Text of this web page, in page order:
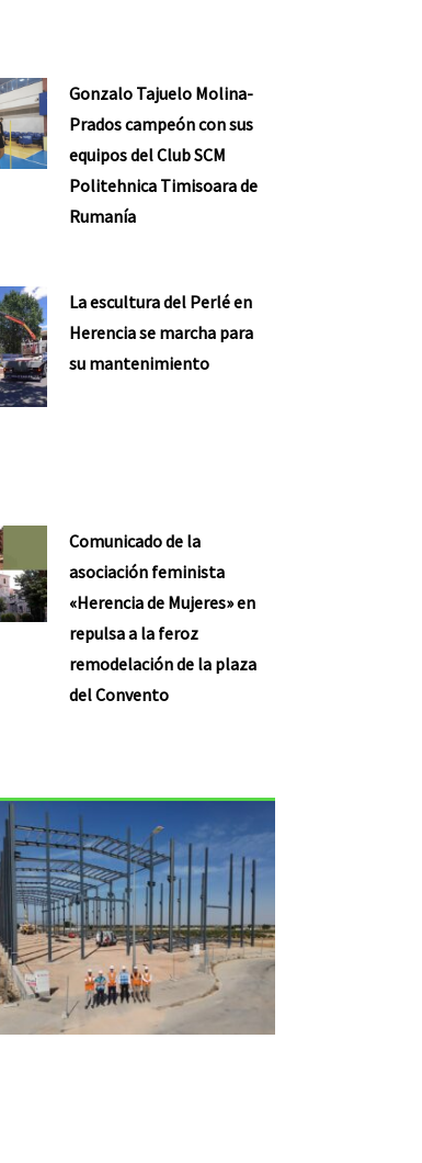
Gonzalo Tajuelo Molina-
Prados campeón con sus
equipos del Club SCM
Politehnica Timisoara de
Rumanía
La escultura del Perlé en
Herencia se marcha para
su mantenimiento
Comunicado de la
asociación feminista
«Herencia de Mujeres» en
repulsa a la feroz
remodelación de la plaza
del Convento